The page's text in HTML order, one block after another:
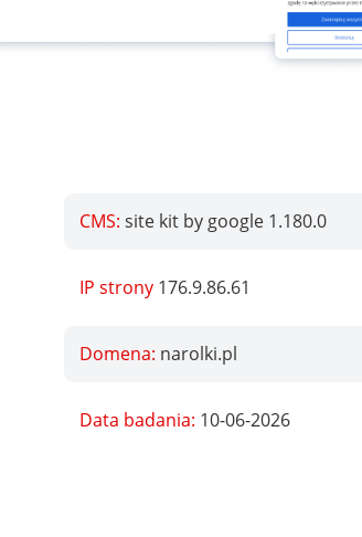
CMS: site kit by google 1.180.0
IP strony 176.9.86.61
Domena: narolki.pl
Data badania: 10-06-2026